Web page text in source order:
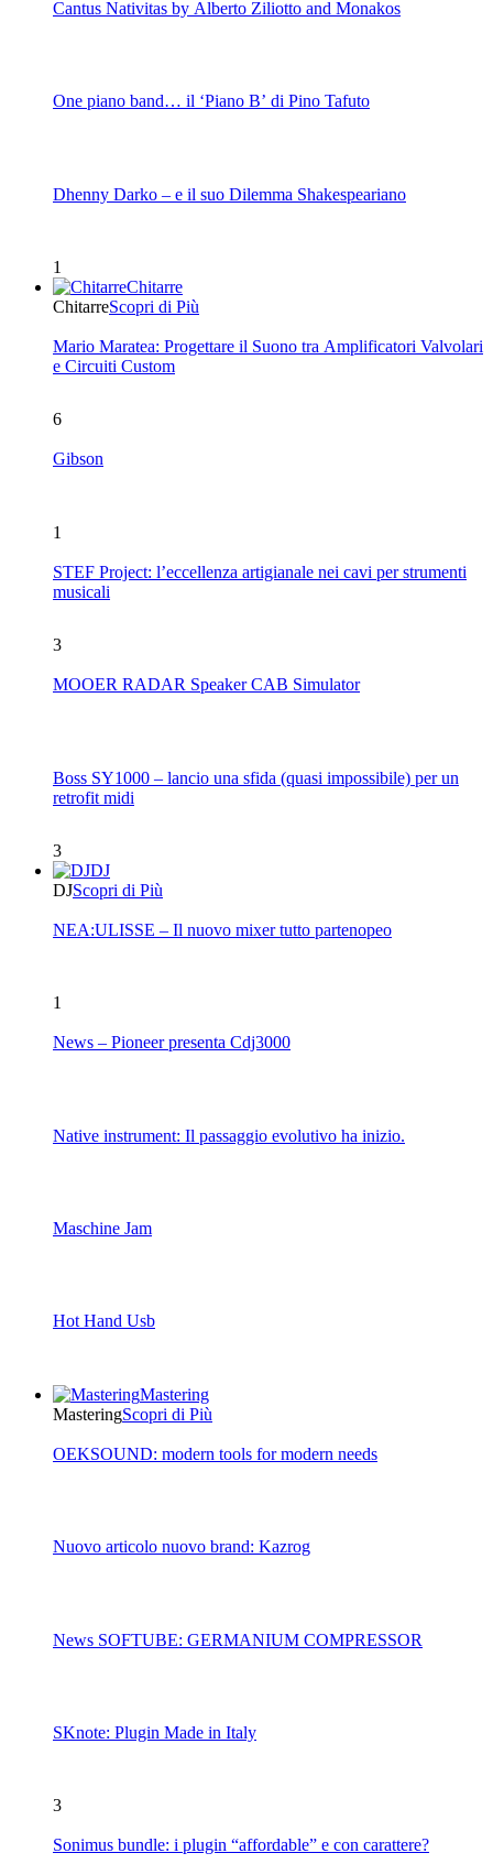
Cantus Nativitas by Alberto Ziliotto and Monakos
One piano band… il ‘Piano B’ di Pino Tafuto
Dhenny Darko – e il suo Dilemma Shakespeariano
1
Chitarre
ChitarreScopri di Più
Mario Maratea: Progettare il Suono tra Amplificatori Valvolari
e Circuiti Custom
6
Gibson
1
STEF Project: l’eccellenza artigianale nei cavi per strumenti
musicali
3
MOOER RADAR Speaker CAB Simulator
Boss SY1000 – lancio una sfida (quasi impossibile) per un
retrofit midi
3
DJ
DJScopri di Più
NEA:ULISSE – Il nuovo mixer tutto partenopeo
1
News – Pioneer presenta Cdj3000
Native instrument: Il passaggio evolutivo ha inizio.
Maschine Jam
Hot Hand Usb
Mastering
MasteringScopri di Più
OEKSOUND: modern tools for modern needs
Nuovo articolo nuovo brand: Kazrog
News SOFTUBE: GERMANIUM COMPRESSOR
SKnote: Plugin Made in Italy
3
Sonimus bundle: i plugin “affordable” e con carattere?